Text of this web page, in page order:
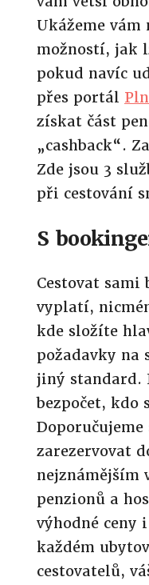
Ukážeme
možností, jak
pokud navíc
přes portál
získat část
„cashback“.
Zde jsou 3
při cestování
S
Cestovat sami
vyplatí,
kde složíte
požadavky na
jiný standard.
bezpočet, kdo
zarezervovat
nejznámějším
penzionů a
výhodné ceny
každém
cestovatelů,